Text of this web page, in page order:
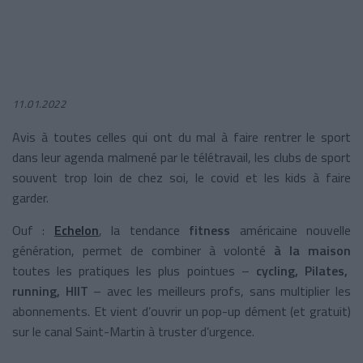
11.01.2022
Avis à toutes celles qui ont du mal à faire rentrer le sport
dans leur agenda malmené par le télétravail, les clubs de sport
souvent trop loin de chez soi, le covid et les kids à faire
garder.
Ouf : Echelon, la tendance fitness américaine nouvelle
génération, permet de combiner à volonté à la maison
toutes les pratiques les plus pointues – cycling, Pilates,
running, HIIT – avec les meilleurs profs, sans multiplier les
abonnements. Et vient d’ouvrir un pop-up dément (et gratuit)
sur le canal Saint-Martin à truster d’urgence.